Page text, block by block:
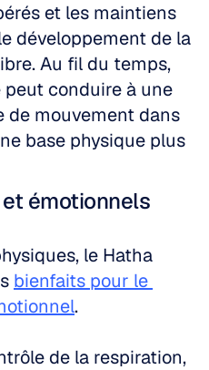
et les maintiens
développement de la
Au fil du temps,
conduire à une
de mouvement dans
base physique plus
émotionnels
le Hatha
bienfaits pour le
.
de la respiration,